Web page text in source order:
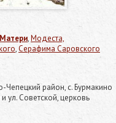
,Модеста,
,Серафима Саровского
Чепецкий район, с. Бурмакино
ул. Советской, церковь